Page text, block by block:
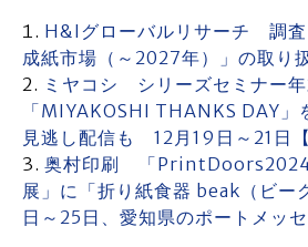
H&Iグローバルリサーチ 調査
成紙市場（～2027年）」の取り
ミヤコシ シリーズセミナー
「MIYAKOSHI THANKS DAY
見逃し配信も 12月19日～21日【
奥村印刷 「PrintDoors2024
展」に「折り紙食器 beak（ビ
日～25日、愛知県のポートメッ